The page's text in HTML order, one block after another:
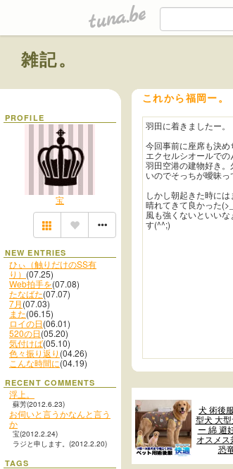
tuna.be
雑記。
PROFILE
宝
NEW ENTRIES
ひぃ（触りだけのSS有
り） (07.25)
Web拍手を(07.08)
たなばた(07.07)
7月(07.03)
また(06.15)
ロイの日(06.01)
520の日(05.20)
気付けば(05.10)
色々振り返り (04.26)
こんな時間に(04.19)
RECENT COMMENTS
浮上。
蘇芳(2012.6.23)
お伺いと言うかなんと言う
か
宝(2012.2.24)
ラジと申します。(2012.2.20)
TAGS
これから福岡ー。
羽田に着きましたー。
今回事前に座席も決め
エクセルシオールでの
羽田空港の建物好き
いのでそっちが曖昧っ
しかし朝起きた時には
晴れてきて良かった
風も強くないといい
す(^^;)
犬 術後
型犬 大
ー 綿 避
オスメス
恐